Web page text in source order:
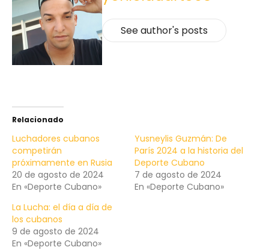
See author's posts
Relacionado
Luchadores cubanos
competirán
próximamente en Rusia
20 de agosto de 2024
En «Deporte Cubano»
Yusneylis Guzmán: De
París 2024 a la historia del
Deporte Cubano
7 de agosto de 2024
En «Deporte Cubano»
La Lucha: el día a día de
los cubanos
9 de agosto de 2024
En «Deporte Cubano»